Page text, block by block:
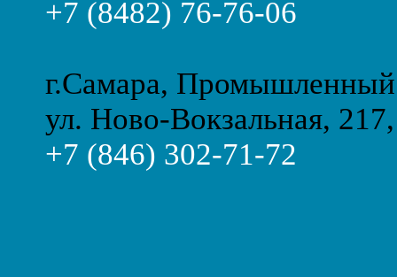
+7 (8482) 76-76-06
г.Самара,
ул. Ново-Вокзальная,
+7 (846) 302-71-72